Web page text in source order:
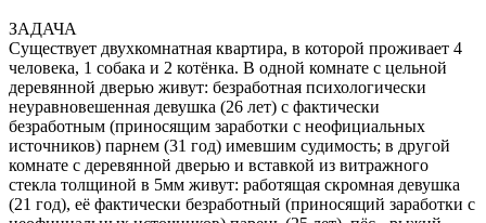
ЗАДАЧА
Существует двухкомнатная квартира, в которой проживает 4
человека, 1 собака и 2 котёнка. В одной комнате с цельной
деревянной дверью живут: безработная психологически
неуравновешенная девушка (26 лет) с фактически
безработным (приносящим заработки с неофициальных
источников) парнем (31 год) имевшим судимость; в другой
комнате с деревянной дверью и вставкой из витражного
стекла толщиной в 5мм живут: работящая скромная девушка
(21 год), её фактически безработный (приносящий заработки с